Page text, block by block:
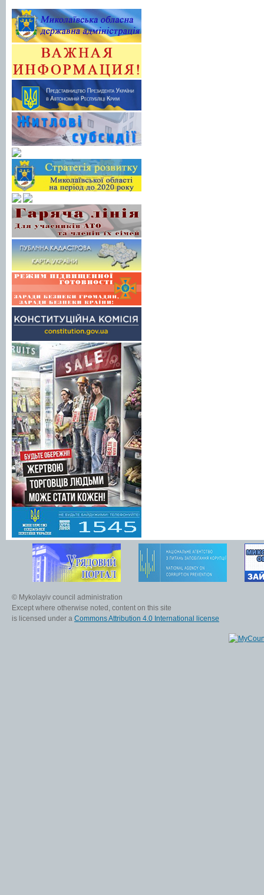
© Mykolayiv council administration
Except where otherwise noted, content on this site
is licensed under a Commons Attribution 4.0 International license